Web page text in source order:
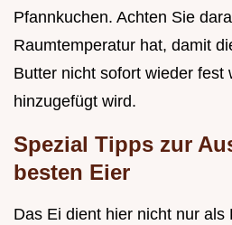
Pfannkuchen. Achten Sie
Raumtemperatur hat, damit
Butter nicht sofort wieder fest
hinzugefügt wird.
Spezial Tipps zur
besten Eier
Das Ei dient hier nicht nur als